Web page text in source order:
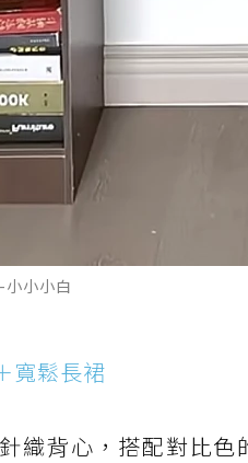
小小白
寬鬆長裙
織背心，搭配對比